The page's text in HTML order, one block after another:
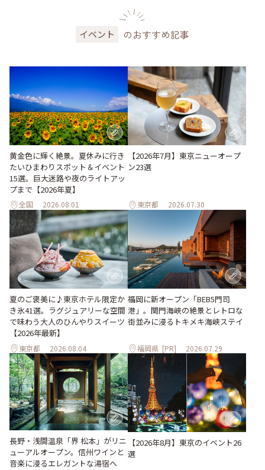
イベント のおすすめ記事
黄金色に輝く絶景。夏休みに行き
たいひまわりスポット＆イベント
15選。巨大迷路や夜のライトアッ
プまで【2026年夏】
全国 2026.08.01
【2026年7月】東京ニューオープ
ン23選
東京都 2026.07.30
夏のご褒美に♪東京ホテル限定か
き氷41選。ラグジュアリーな空間
で味わう大人のひんやりスイーツ
【2026年最新】
東京都 2026.08.04
福岡に新オープン「BEB5門司
港」。関門海峡の絶景とレトロな
街並みに浸るトキメキ海峡ステイ
福岡県 [PR] 2026.07.29
長野・浅間温泉「界 松本」がリニ
ューアルオープン。信州ワインと
音楽に浸るエレガントな湯宿へ
【2026年8月】東京のイベント26
選